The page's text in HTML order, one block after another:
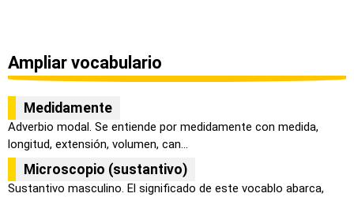
Ampliar vocabulario
Medidamente
Adverbio modal. Se entiende por medidamente con medida,
longitud, extensión, volumen, can...
Microscopio (sustantivo)
Sustantivo masculino. El significado de este vocablo abarca,